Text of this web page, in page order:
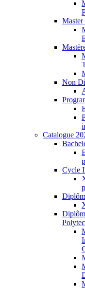
Non
Catalogue
Cycle